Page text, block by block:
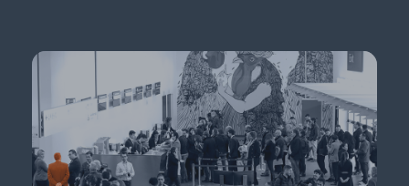
Exponer